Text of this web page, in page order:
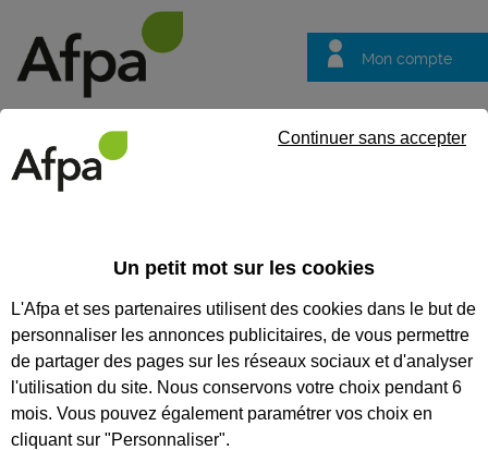
Mon compte
questions
TRAVAIL EN HAUTEUR :
UTILISER EN TOUTE SÉCURITÉ
DES ÉCHELLES, ESCABEAUX ET
PLATEFORMES INDIVIDUELLES
ROULANTES
Un petit mot sur les cookies
L'Afpa et ses partenaires utilisent des cookies dans le but de
personnaliser les annonces publicitaires, de vous permettre
de partager des pages sur les réseaux sociaux et d'analyser
l'utilisation du site. Nous conservons votre choix pendant 6
mois. Vous pouvez également paramétrer vos choix en
cliquant sur "Personnaliser".
Continuer sans accepter